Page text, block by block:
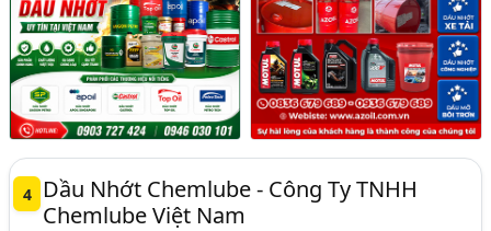
4
Dầu Nhớt Chemlube - Công Ty TNHH
Chemlube Việt Nam